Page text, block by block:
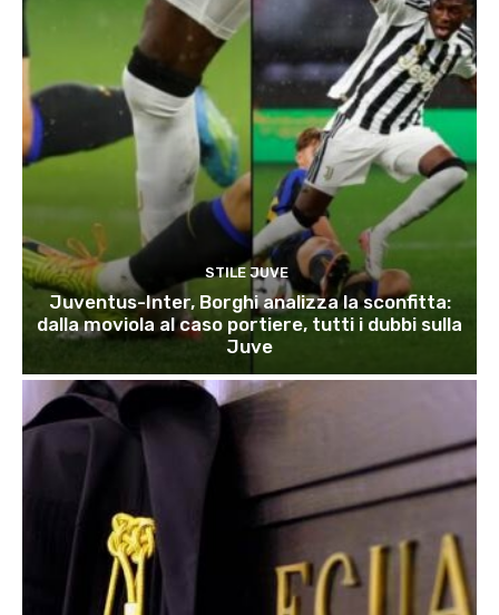
STILE JUVE
Juventus-Inter, Borghi analizza la sconfitta:
dalla moviola al caso portiere, tutti i dubbi sulla
Juve